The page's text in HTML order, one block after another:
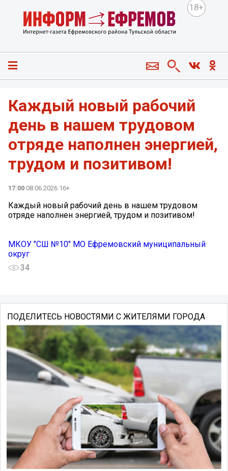
18+
Каждый новый рабочий
день в нашем трудовом
отряде наполнен энергией,
трудом и позитивом!
17:00 08.06.2026 16+
Каждый новый рабочий день в нашем трудовом
отряде наполнен энергией, трудом и позитивом!
МКОУ "СШ №10" МО Ефремовский муниципальный
округ
34
ПОДЕЛИТЕСЬ НОВОСТЯМИ С ЖИТЕЛЯМИ ГОРОДА